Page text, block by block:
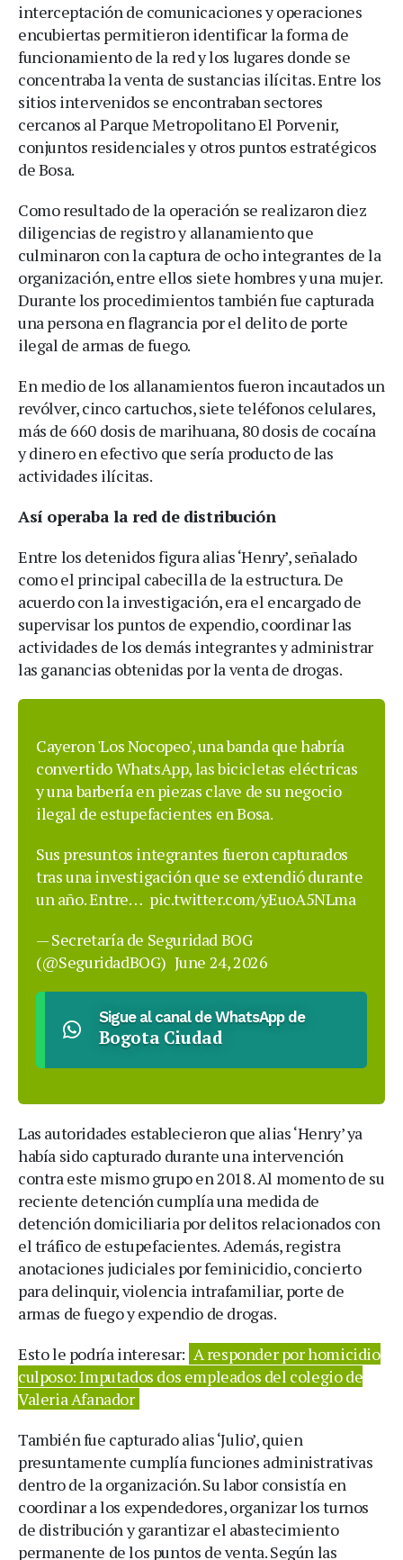
interceptación de comunicaciones y operaciones
encubiertas permitieron identificar la forma de
funcionamiento de la red y los lugares donde se
concentraba la venta de sustancias ilícitas. Entre los
sitios intervenidos se encontraban sectores
cercanos al Parque Metropolitano El Porvenir,
conjuntos residenciales y otros puntos estratégicos
de Bosa.
Como resultado de la operación se realizaron diez
diligencias de registro y allanamiento que
culminaron con la captura de ocho integrantes de la
organización, entre ellos siete hombres y una mujer.
Durante los procedimientos también fue capturada
una persona en flagrancia por el delito de porte
ilegal de armas de fuego.
En medio de los allanamientos fueron incautados un
revólver, cinco cartuchos, siete teléfonos celulares,
más de 660 dosis de marihuana, 80 dosis de cocaína
y dinero en efectivo que sería producto de las
actividades ilícitas.
Así operaba la red de distribución
Entre los detenidos figura alias ‘Henry’, señalado
como el principal cabecilla de la estructura. De
acuerdo con la investigación, era el encargado de
supervisar los puntos de expendio, coordinar las
actividades de los demás integrantes y administrar
las ganancias obtenidas por la venta de drogas.
Cayeron 'Los Nocopeo', una banda que habría
convertido WhatsApp, las bicicletas eléctricas
y una barbería en piezas clave de su negocio
ilegal de estupefacientes en Bosa.
Sus presuntos integrantes fueron capturados
tras una investigación que se extendió durante
un año. Entre… pic.twitter.com/yEuoA5NLma
— Secretaría de Seguridad BOG
(@SeguridadBOG) June 24, 2026
Sigue al canal de WhatsApp de
Bogota Ciudad
Las autoridades establecieron que alias ‘Henry’ ya
había sido capturado durante una intervención
contra este mismo grupo en 2018. Al momento de su
reciente detención cumplía una medida de
detención domiciliaria por delitos relacionados con
el tráfico de estupefacientes. Además, registra
anotaciones judiciales por feminicidio, concierto
para delinquir, violencia intrafamiliar, porte de
armas de fuego y expendio de drogas.
Esto le podría interesar: A responder por homicidio
culposo: Imputados dos empleados del colegio de
Valeria Afanador
También fue capturado alias ‘Julio’, quien
presuntamente cumplía funciones administrativas
dentro de la organización. Su labor consistía en
coordinar a los expendedores, organizar los turnos
de distribución y garantizar el abastecimiento
permanente de los puntos de venta. Según las